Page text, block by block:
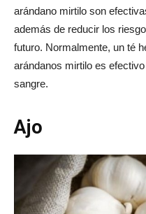
arándano mirtilo son
además de reducir los
futuro. Normalmente, un té
arándanos mirtilo es
sangre.
Ajo